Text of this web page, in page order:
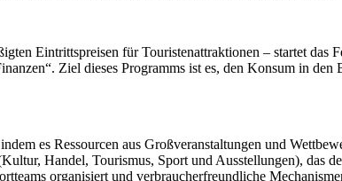
Eintrittspreisen für Touristenattraktionen – startet das
Ziel dieses Programms ist es, den Konsum in
es Ressourcen aus Großveranstaltungen und
Handel, Tourismus, Sport und Ausstellungen), das
organisiert und verbraucherfreundliche